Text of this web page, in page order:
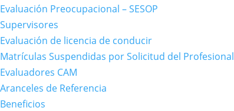
Evaluación Preocupacional – SESOP
Supervisores
Evaluación de licencia de conducir
Matrículas Suspendidas por Solicitud del Profesional
Evaluadores CAM
Aranceles de Referencia
Beneficios